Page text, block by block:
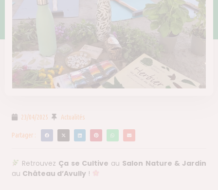
23/04/2025 Actualités
Partager :
Retrouvez Ça se Cultive au Salon Nature & Jardin
au Château d’Avully !